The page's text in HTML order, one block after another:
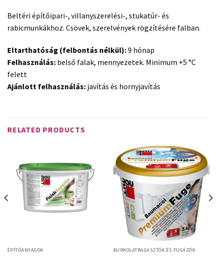
Beltéri építőipari-, villanyszerelési-, stukatúr- és
rabicmunkákhoz. Csövek, szerelvények rögzítésére falban.
Eltarthatóság (felbontás nélkül):9 hónap
Felhasználás: belső falak, mennyezetek. Minimum +5 °C
felett
Ajánlott felhasználás: javítás és hornyjavítás
RELATED PRODUCTS
ÉPÍTŐANYAGOK BURKOLATRAGASZTÓK ÉS FUGÁZÓK